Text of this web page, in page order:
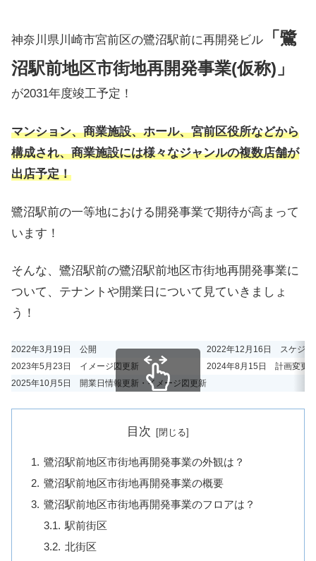
神奈川県川崎市宮前区の鷺沼駅前に再開発ビル
「鷺
沼駅前地区市街地再開発事業(仮称)」
が2031年度竣工予定！
マンション、商業施設、ホール、宮前区役所などから
構成され、商業施設には様々なジャンルの複数店舗が
出店予定！
鷺沼駅前の一等地における開発事業で期待が高まって
います！
そんな、鷺沼駅前の鷺沼駅前地区市街地再開発事業に
ついて、テナントや開業日について見ていきましょ
う！
2022年3月19日 公開
2022年12月16日 スケジュ
2023年5月23日 イメージ図更新
2024年8月15日 計画変更
2025年10月5日 開業日情報更新・イメージ図更新
目次
鷺沼駅前地区市街地再開発事業の外観は？
鷺沼駅前地区市街地再開発事業の概要
鷺沼駅前地区市街地再開発事業のフロアは？
駅前街区
北街区